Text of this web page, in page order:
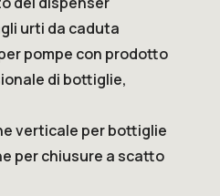
urti da caduta
pompe con prodotto
di bottiglie,
verticale per bottiglie
per chiusure a scatto